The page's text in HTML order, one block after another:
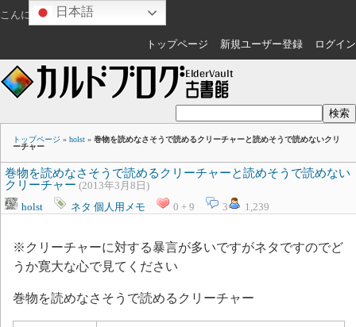
こんにちは ゲスト さん
トップページ 新規ユーザー登録 ログイン
トップページ » holst » 巻物を読めなさそうで読めるクリーチャーと読めそうで読めないクリ
ーチャー
巻物を読めなさそうで読めるクリーチャーと読めそうで読めない
クリーチャー (2013年3月8日)
holst
ネタ 個人用メモ 0 + 9 3 1,239
※クリーチャーに対する暴言が多いですがネタですのでど
うか寛大な心で見てください
巻物を読めなさそうで読めるクリーチャー
日本語